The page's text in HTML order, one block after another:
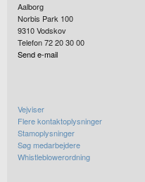
Aalborg
Norbis Park 100
9310Vodskov
Telefon 72 20 30 00
Send e-mail
Vejviser
Flere kontaktoplysninger
Stamoplysninger
Søg medarbejdere
Whistleblowerordning